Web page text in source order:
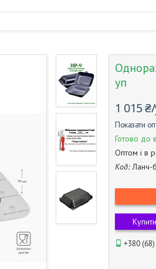
уп
1 015
Показати
Готово до
Оптом і в
Код:Ланч-
+380